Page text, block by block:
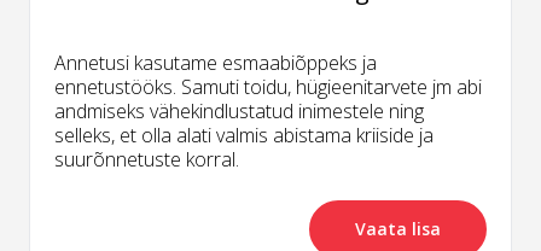
Annetusi kasutame esmaabiõppeks ja
ennetustööks. Samuti toidu, hügieenitarvete jm abi
andmiseks vähekindlustatud inimestele ning
selleks, et olla alati valmis abistama kriiside ja
suurõnnetuste korral.
Vaata lisa